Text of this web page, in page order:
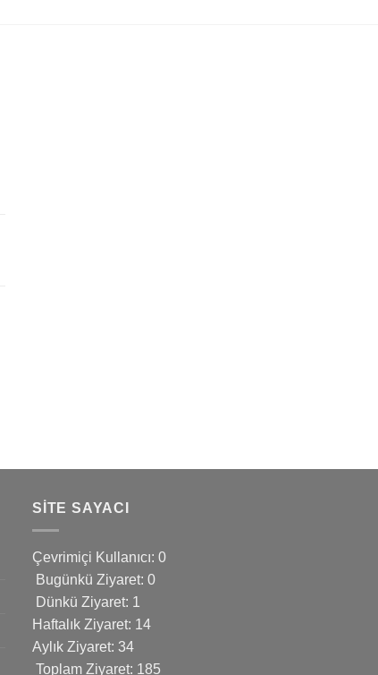
SITE SAYACI
Çevrimiçi Kullanıcı: 0
Bugünkü Ziyaret: 0
Dünkü Ziyaret: 1
Haftalık Ziyaret: 14
Aylık Ziyaret: 34
Toplam Ziyaret: 185